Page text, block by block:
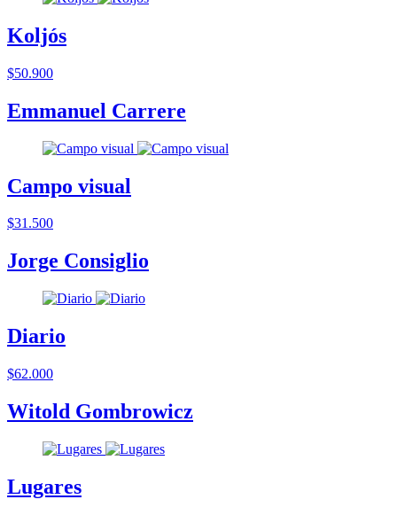
Koljós
$50.900
Emmanuel Carrere
Campo visual
$31.500
Jorge Consiglio
Diario
$62.000
Witold Gombrowicz
Lugares